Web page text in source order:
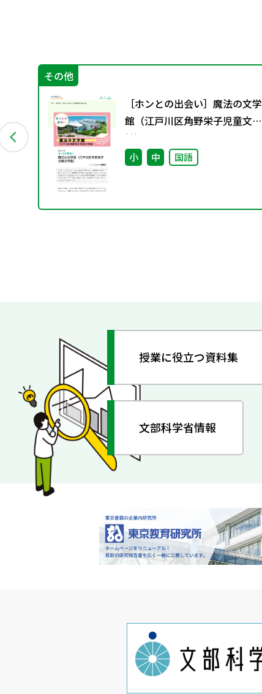
その他
［ホンとの出会い］魔法の文学
館（江戸川区角野栄子児童文学
館）
小 中 国語
授業に役立つ資料集
文部科学省情報